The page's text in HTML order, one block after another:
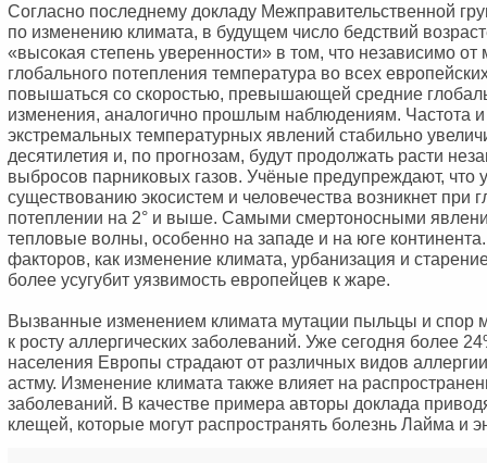
Согласно последнему докладу Межправительственной
по изменению климата, в будущем число бедствий
«высокая степень уверенности» в том, что независимо
глобального потепления температура во всех
повышаться со скоростью, превышающей средние
изменения, аналогично прошлым наблюдениям. Частота и
экстремальных температурных явлений стабильно
десятилетия и, по прогнозам, будут продолжать расти
выбросов парниковых газов. Учёные предупреждают, что
существованию экосистем и человечества возникнет при
потеплении на 2° и выше. Самыми смертоносными
тепловые волны, особенно на западе и на юге
факторов, как изменение климата, урбанизация и
более усугубит уязвимость европейцев к жаре.
Вызванные изменением климата мутации пыльцы и спор
к росту аллергических заболеваний. Уже сегодня более
населения Европы страдают от различных видов
астму. Изменение климата также влияет на
заболеваний. В качестве примера авторы доклада
клещей, которые могут распространять болезнь Лайма и